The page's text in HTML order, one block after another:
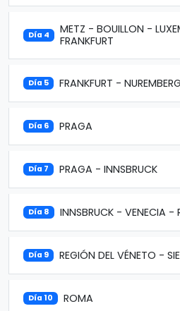
Día 4
METZ - BOUILLON -
FRANKFURT
Día 5 FRANKFURT -
Día 6 PRAGA
Día 7 PRAGA - INNSBRUCK
Día 8 INNSBRUCK - VENECIA -
Día 9 REGIÓN DEL VÉNETO -
Día 10 ROMA